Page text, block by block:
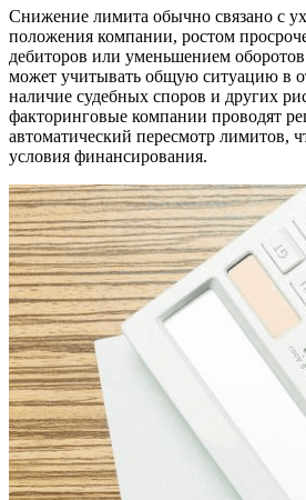
Снижение лимита обычно связано с
положения компании, ростом
дебиторов или уменьшением
может учитывать общую ситуацию в
наличие судебных споров и других
факторинговые компании проводят
автоматический пересмотр лимитов,
условия финансирования.